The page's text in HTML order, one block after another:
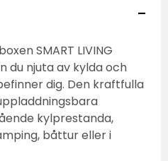
-
SMART LIVING
du njuta av kylda och
dig. Den kraftfulla
kylprestanda,
båttur eller i